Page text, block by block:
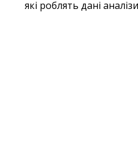
які роблять дані